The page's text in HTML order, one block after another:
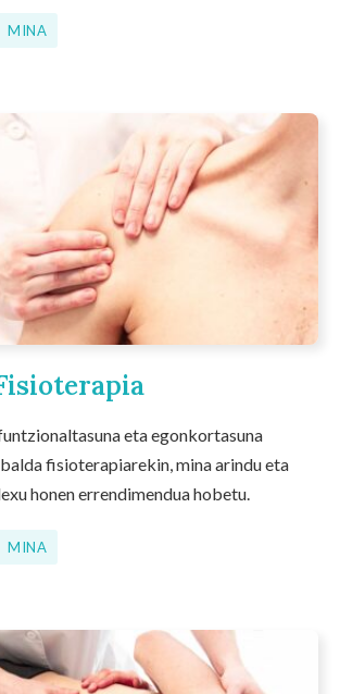
MINA
eta egonkortasuna
fisioterapiarekin, mina arindu eta
honen errendimendua hobetu.
MINA